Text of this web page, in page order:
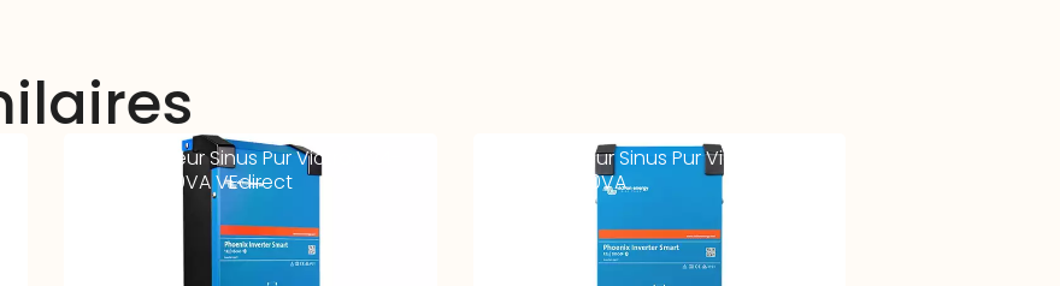
Convertisseur Sinus Pur Victron 24-
230V – 1600VA VEdirect
Convertisseur Sinus Pur Victron 12-
230V – 2000VA